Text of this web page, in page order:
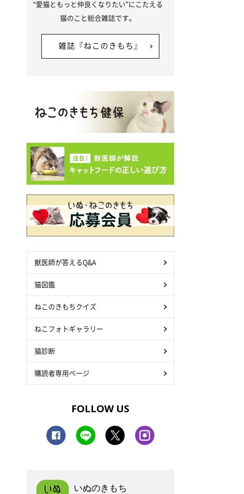
“愛猫ともっと仲良くなりたい”にこたえる
猫のこと総合雑誌です。
雑誌『ねこのきもち』
獣医師が答えるQ&A
猫図鑑
ねこのきもちクイズ
ねこフォトギャラリー
猫診断
購読者専用ページ
FOLLOW US
いぬのきもち